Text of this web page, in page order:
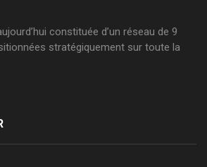
constituée d’un réseau de 9
stratégiquement sur toute la